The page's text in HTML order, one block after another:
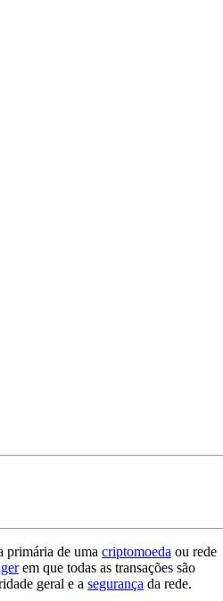
primária de uma criptomoeda ou rede
em que todas as transações são
geral e a segurança da rede.